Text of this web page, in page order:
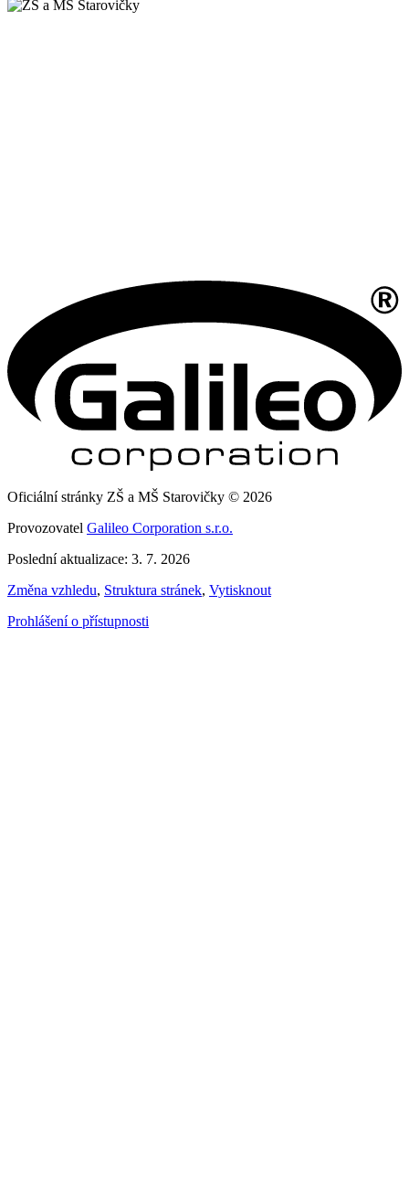
Oficiální stránky ZŠ a MŠ Starovičky © 2026
Provozovatel Galileo Corporation s.r.o.
Poslední aktualizace: 3. 7. 2026
Změna vzhledu, Struktura stránek, Vytisknout
Prohlášení o přístupnosti